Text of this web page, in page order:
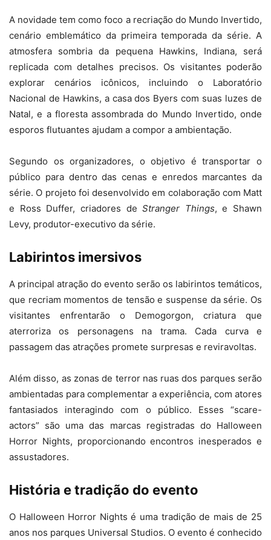
A novidade tem como foco a recriação do Mundo Invertido,
cenário emblemático da primeira temporada da série. A
atmosfera sombria da pequena Hawkins, Indiana, será
replicada com detalhes precisos. Os visitantes poderão
explorar cenários icônicos, incluindo o Laboratório
Nacional de Hawkins, a casa dos Byers com suas luzes de
Natal, e a floresta assombrada do Mundo Invertido, onde
esporos flutuantes ajudam a compor a ambientação.
Segundo os organizadores, o objetivo é transportar o
público para dentro das cenas e enredos marcantes da
série. O projeto foi desenvolvido em colaboração com Matt
e Ross Duffer, criadores deStranger Things, e Shawn
Levy, produtor-executivo da série.
Labirintos imersivos
A principal atração do evento serão os labirintos temáticos,
que recriam momentos de tensão e suspense da série. Os
visitantes enfrentarão o Demogorgon, criatura que
aterroriza os personagens na trama. Cada curva e
passagem das atrações promete surpresas e reviravoltas.
Além disso, as zonas de terror nas ruas dos parques serão
ambientadas para complementar a experiência, com atores
fantasiados interagindo com o público. Esses “scare-
actors” são uma das marcas registradas do Halloween
Horror Nights, proporcionando encontros inesperados e
assustadores.
História e tradição do evento
O Halloween Horror Nights é uma tradição de mais de 25
anos nos parques Universal Studios. O evento é conhecido